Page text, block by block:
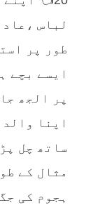
لباس
طور پر
ایسے بچے
پر الجھ
اپنا
ساتھ چل
مثال کے
ہجوم کی